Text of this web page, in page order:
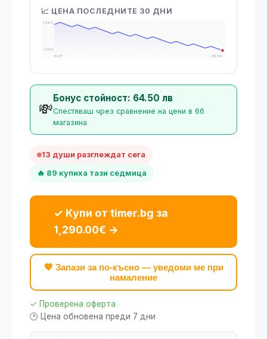
📈 ЦЕНА ПОСЛЕДНИТЕ 30 ДНИ
1,483
1,285
10.07
08.08
💸
Бонус стойност: 64.50 лв
Спестяваш чрез сравнение на цени в 66
магазина
13 души разглеждат сега
🔥 89 купиха тази седмица
✓ Купи от timer.bg за
1,290.00€ →
💖 Запази за по-късно — уведоми ме при
намаление
✓ Проверена оферта
🕑 Цена обновена преди 7 дни